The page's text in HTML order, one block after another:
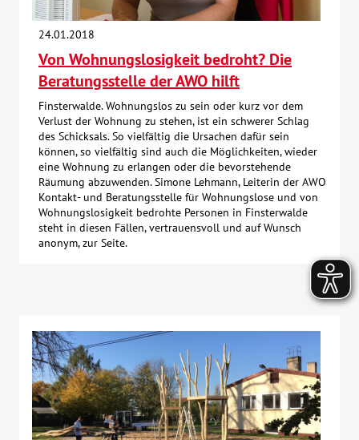
24.01.2018
Von Wohnungslosigkeit bedroht? Die
Beratungsstelle der AWO hilft
Finsterwalde. Wohnungslos zu sein oder kurz vor dem
Verlust der Wohnung zu stehen, ist ein schwerer Schlag
des Schicksals. So vielfältig die Ursachen dafür sein
können, so vielfältig sind auch die Möglichkeiten, wieder
eine Wohnung zu erlangen oder die bevorstehende
Räumung abzuwenden. Simone Lehmann, Leiterin der AWO
Kontakt- und Beratungsstelle für Wohnungslose und von
Wohnungslosigkeit bedrohte Personen in Finsterwalde
steht in diesen Fällen, vertrauensvoll und auf Wunsch
anonym, zur Seite.